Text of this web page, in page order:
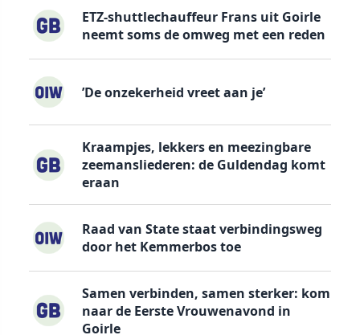
ETZ-shuttlechauffeur Frans uit Goirle
neemt soms de omweg met een reden
’De onzekerheid vreet aan je’
Kraampjes, lekkers en meezingbare
zeemansliederen: de Guldendag komt
eraan
Raad van State staat verbindingsweg
door het Kemmerbos toe
Samen verbinden, samen sterker: kom
naar de Eerste Vrouwenavond in
Goirle